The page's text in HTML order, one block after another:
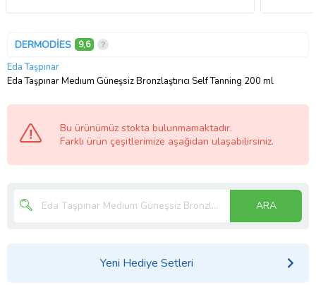
DERMODİES 9,6
Eda Taşpınar
Eda Taşpınar Medıum Güneşsiz Bronzlaştırıcı Self Tanning 200 ml
Bu ürünümüz stokta bulunmamaktadır.
Farklı ürün çeşitlerimize aşağıdan ulaşabilirsiniz.
ARA
Yeni Hediye Setleri